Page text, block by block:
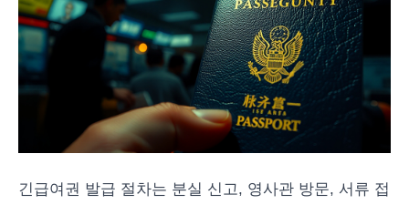
긴급여권 발급 절차는 분실 신고, 영사관 방문, 서류 접